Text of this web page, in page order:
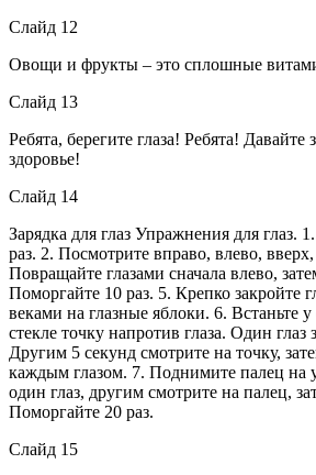
Слайд 12
Овощи и фрукты – это сплошные
Слайд 13
Ребята, берегите глаза! Ребята! Давайте
здоровье!
Слайд 14
Зарядка для глаз Упражнения для глаз.
раз. 2. Посмотрите вправо, влево,
Повращайте глазами сначала влево,
Поморгайте 10 раз. 5. Крепко закройте
веками на глазные яблоки. 6. Встаньте
стекле точку напротив глаза. Один глаз
Другим 5 секунд смотрите на точку,
каждым глазом. 7. Поднимите палец на
один глаз, другим смотрите на палец,
Поморгайте 20 раз.
Слайд 15